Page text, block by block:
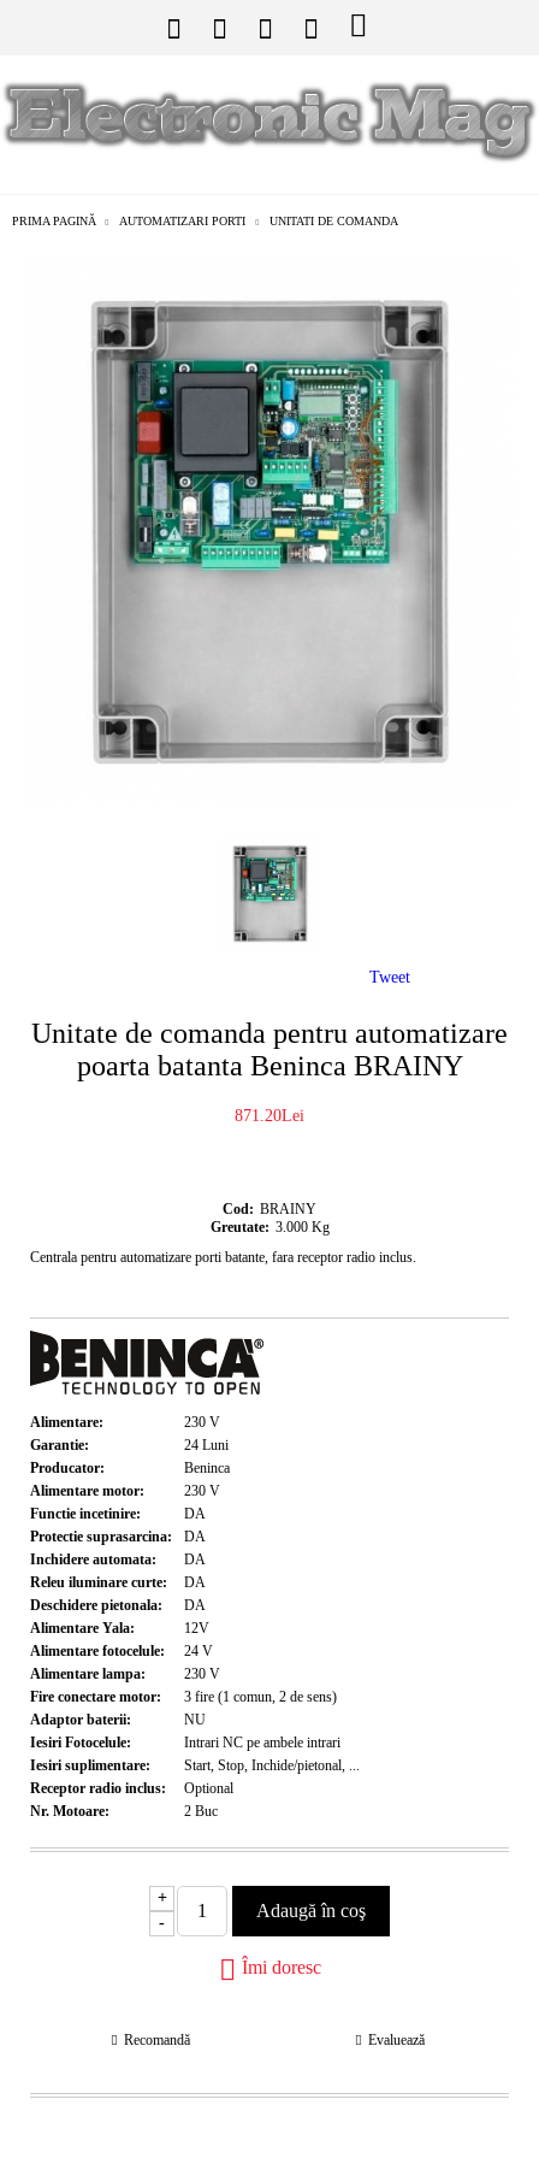
PRIMA PAGINĂ AUTOMATIZARI PORTI UNITATI DE COMANDA
Unitate de comanda pentru automatizare
poarta batanta Beninca BRAINY
871.20Lei
Cod: BRAINY
Greutate: 3.000 Kg
Centrala pentru automatizare porti batante, fara receptor radio inclus.
Alimentare: 230 V
Garantie:
24 Luni
Producator:
Beninca
Alimentare motor:
230 V
Functie incetinire:
DA
Protectie suprasarcina:
DA
Inchidere automata:
DA
Releu iluminare curte:
DA
Deschidere pietonala:
DA
Alimentare Yala:
12V
Alimentare fotocelule:
24 V
Alimentare lampa:
230 V
Fire conectare motor:
3 fire (1 comun, 2 de sens)
Adaptor baterii:
NU
Iesiri Fotocelule:
Intrari NC pe ambele intrari
Iesiri suplimentare:
Start, Stop, Inchide/pietonal, ...
Receptor radio inclus:
Optional
Nr. Motoare:
2 Buc
+
-
Îmi doresc
Recomandă Evaluează
Tweet